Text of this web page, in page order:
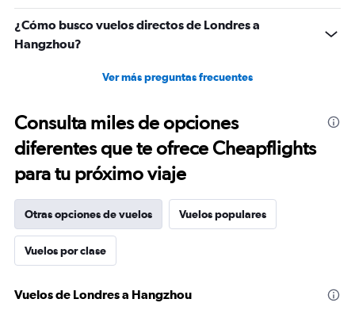
¿Cómo busco vuelos directos de Londres a
Hangzhou?
Ver más preguntas frecuentes
Consulta miles de opciones
diferentes que te ofrece Cheapflights
para tu próximo viaje
Otras opciones de vuelos Vuelos populares
Vuelos por clase
Vuelos de Londres a Hangzhou